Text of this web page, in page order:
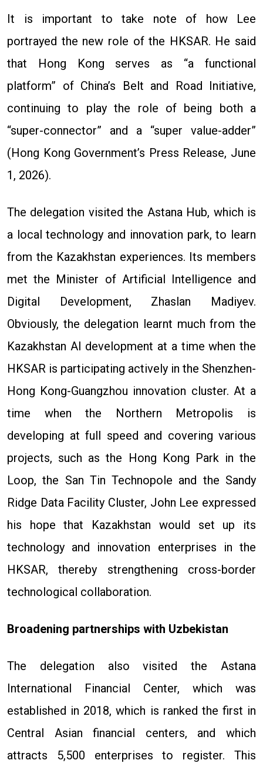
It is important to take note of how Lee
portrayed the new role of the HKSAR. He said
that Hong Kong serves as “a functional
platform” of China’s Belt and Road Initiative,
continuing to play the role of being both a
“super-connector” and a “super value-adder”
(Hong Kong Government’s Press Release, June
1, 2026).
The delegation visited the Astana Hub, which is
a local technology and innovation park, to learn
from the Kazakhstan experiences. Its members
met the Minister of Artificial Intelligence and
Digital Development, Zhaslan Madiyev.
Obviously, the delegation learnt much from the
Kazakhstan AI development at a time when the
HKSAR is participating actively in the Shenzhen-
Hong Kong-Guangzhou innovation cluster. At a
time when the Northern Metropolis is
developing at full speed and covering various
projects, such as the Hong Kong Park in the
Loop, the San Tin Technopole and the Sandy
Ridge Data Facility Cluster, John Lee expressed
his hope that Kazakhstan would set up its
technology and innovation enterprises in the
HKSAR, thereby strengthening cross-border
technological collaboration.
Broadening partnerships with Uzbekistan
The delegation also visited the Astana
International Financial Center, which was
established in 2018, which is ranked the first in
Central Asian financial centers, and which
attracts 5,500 enterprises to register. This